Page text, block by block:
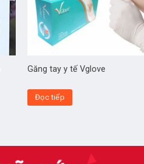
Găng tay y tế Vglove
Đọc tiếp